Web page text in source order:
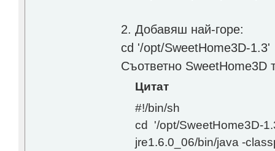
2. Добавяш най-горе:
cd '/opt/SweetHome3D-1.3'
Съответно SweetHome3D
Цитат
#!/bin/sh
cd '/opt/SweetHome3D-
jre1.6.0_06/bin/java -